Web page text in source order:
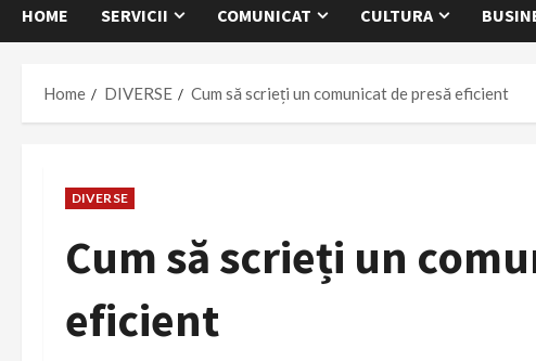
HOME SERVICII COMUNICAT CULTURA
Home DIVERSE Cum să scrieți un comunicat de presă eficient
DIVERSE
Cum să scrieți un
eficient